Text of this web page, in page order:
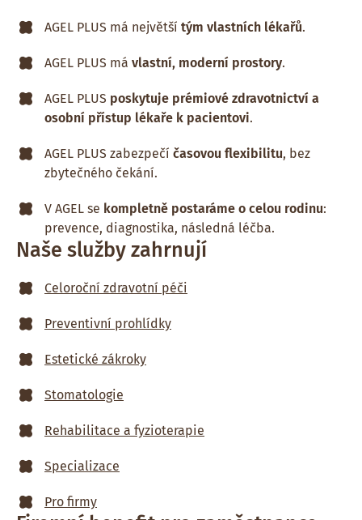
AGEL PLUS má největší tým vlastních lékařů.
AGEL PLUS má vlastní, moderní prostory.
AGEL PLUS poskytuje prémiové zdravotnictví a
osobní přístup lékaře k pacientovi.
AGEL PLUS zabezpečí časovou flexibilitu, bez
zbytečného čekání.
V AGEL se kompletně postaráme o celou rodinu:
prevence, diagnostika, následná léčba.
Naše služby zahrnují
Celoroční zdravotní péči
Preventivní prohlídky
Estetické zákroky
Stomatologie
Rehabilitace a fyzioterapie
Specializace
Pro firmy